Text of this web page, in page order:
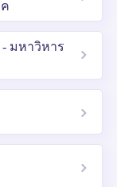
มหาวิหาร